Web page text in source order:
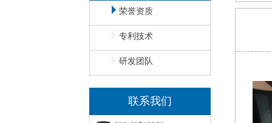
荣誉资质
专利技术
研发团队
联系我们